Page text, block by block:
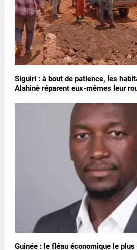
Siguiri : à bout de patience, les
Alahinè réparent eux-mêmes leur
Guinée : le fléau économique le plus